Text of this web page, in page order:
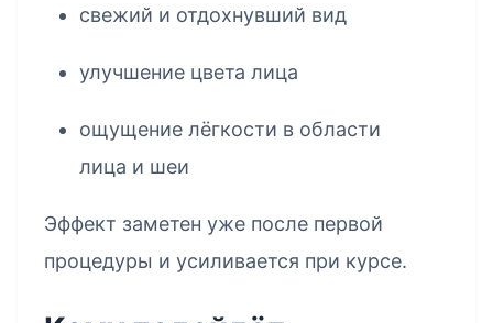
свежий и отдохнувший вид
улучшение цвета лица
ощущение лёгкости в области
лица и шеи
Эффект заметен уже после первой
процедуры и усиливается при курсе.